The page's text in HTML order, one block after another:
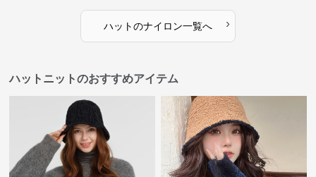
ハットのナイロン一覧へ ›
ハットニットのおすすめアイテム